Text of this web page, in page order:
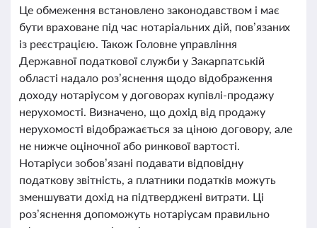
Це обмеження встановлено законодавством і має
бути враховане під час нотаріальних дій, пов’язаних
із реєстрацією. Також Головне управління
Державної податкової служби у Закарпатській
області надало роз’яснення щодо відображення
доходу нотаріусом у договорах купівлі-продажу
нерухомості. Визначено, що дохід від продажу
нерухомості відображається за ціною договору, але
не нижче оціночної або ринкової вартості.
Нотаріуси зобов’язані подавати відповідну
податкову звітність, а платники податків можуть
зменшувати дохід на підтверджені витрати. Ці
роз’яснення допоможуть нотаріусам правильно